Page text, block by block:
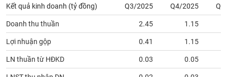
Kết quả kinh doanh (tỷ đồng) Q3/2025 Q4/2025
Doanh thu thuần 2.45 1.15
Lợi nhuận gộp 0.41 1.15
LN thuần từ HĐKD 0.03 0.05
Báo
cáo
phân
tích
(-)
Thuật